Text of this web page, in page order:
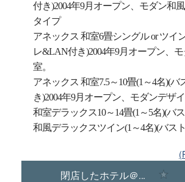
付き)2004年9月オープン、モダン和
タイプ
アネックス 和室6畳シングル or ツイ
レ&LAN付き)2004年9月オープン、
室。
アネックス 和室7.5～10畳(1～4名)(
き)2004年9月オープン、モダンデザ
和室デラックス10～14畳(1～5名)(バ
和風デラックスツイン(1～4名)(バス